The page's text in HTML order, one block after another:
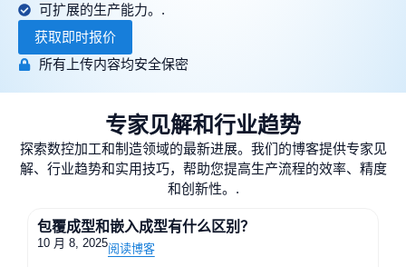
可扩展的生产能力。.
获取即时报价
所有上传内容均安全保密
专家见解和行业趋势
探索数控加工和制造领域的最新进展。我们的博客提供专家见
解、行业趋势和实用技巧，帮助您提高生产流程的效率、精度
和创新性。.
包覆成型和嵌入成型有什么区别？
10 月 8, 2025阅读博客